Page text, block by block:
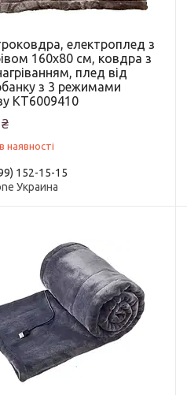
електроплед з
160х80 см, ковдра з
плед від
з 3 режимами
KT6009410
наявності
152-15-15
Украина